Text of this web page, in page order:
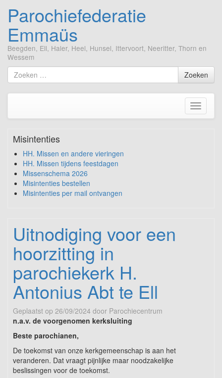
Parochiefederatie
Emmaüs
Beegden, Ell, Haler, Heel, Hunsel, Ittervoort, Neeritter, Thorn en
Wessem
Ga
naar
Zoek
naar
Zoeken
Toggle
Misintenties
HH. Missen en andere vieringen
HH. Missen tijdens feestdagen
Missenschema 2026
Misintenties bestellen
Misintenties per mail ontvangen
Uitnodiging voor een
hoorzitting in
parochiekerk H.
Antonius Abt te Ell
Geplaatst op 26/09/2024 door Parochiecentrum
n.a.v. de voorgenomen kerksluiting
Beste parochianen,
De toekomst van onze kerkgemeenschap is aan het
veranderen. Dat vraagt pijnlijke maar noodzakelijke
beslissingen voor de toekomst.